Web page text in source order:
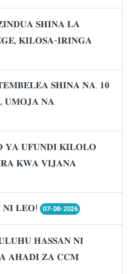
𝐒𝐇𝐈𝐍𝐀 𝐋𝐀
𝐊𝐈𝐋𝐎𝐒𝐀-𝐈𝐑𝐈𝐍𝐆𝐀
𝐒𝐇𝐈𝐍𝐀 𝐍𝐀. 𝟏𝟎
𝐔𝐌𝐎𝐉𝐀 𝐍𝐀
𝐔𝐅𝐔𝐍𝐃𝐈 𝐊𝐈𝐋𝐎𝐋𝐎
𝐊𝐖𝐀 𝐕𝐈𝐉𝐀𝐍𝐀
𝐋𝐄𝐎! 07-08-2026
𝐇𝐀𝐒𝐒𝐀𝐍 𝐍𝐈
𝐀𝐇𝐀𝐃𝐈 𝐙𝐀 𝐂𝐂𝐌